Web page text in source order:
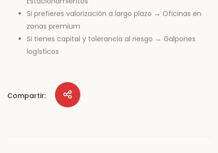
Si prefieres valorización a largo plazo → Oficinas en
zonas premium
Si tienes capital y tolerancia al riesgo → Galpones
logísticos
Compartir: